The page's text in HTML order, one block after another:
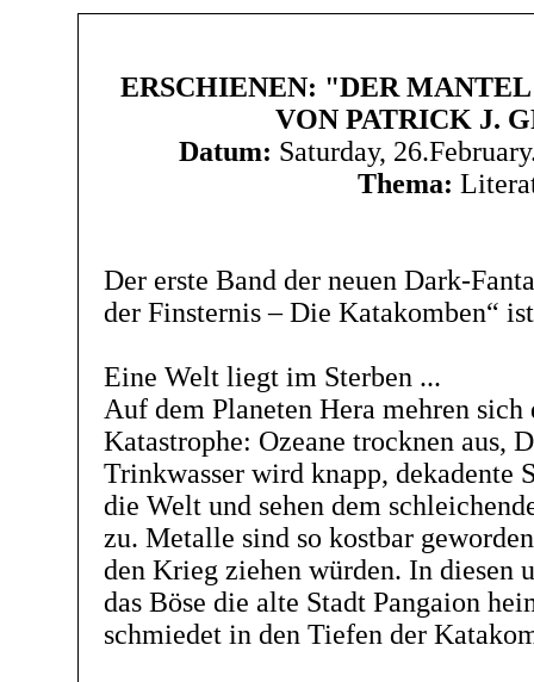
ERSCHIENEN: "DER
VON PATRICK J.
Datum: Saturday,
Thema:
Der erste Band der neuen Dark-
der Finsternis – Die Katakomben“
Eine Welt liegt im Sterben ...
Auf dem Planeten Hera mehren
Katastrophe: Ozeane trocknen aus,
Trinkwasser wird knapp, dekadente
die Welt und sehen dem
zu. Metalle sind so kostbar
den Krieg ziehen würden. In diesen
das Böse die alte Stadt Pangaion
schmiedet in den Tiefen der